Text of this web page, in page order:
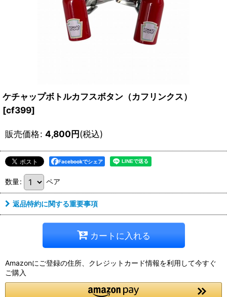
ケチャップボトルカフスボタン（カフリンクス）
[cf399]
販売価格: 4,800円(税込)
Facebookでシェア
数量: ペア
返品特約に関する重要事項
カートに入れる
Amazonにご登録の住所、クレジットカード情報を利用して今すぐ
ご購入